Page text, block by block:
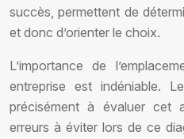
succès, permettent de
et donc d’orienter le choix.
L’importance de
entreprise est indéniable.
précisément à évaluer cet
erreurs à éviter lors de ce